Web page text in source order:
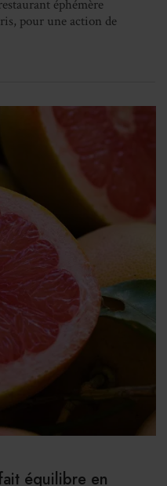
éphémère
pour une action de
équilibre en